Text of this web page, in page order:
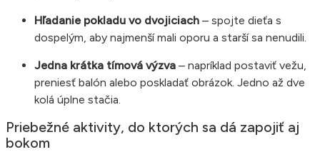
Hľadanie pokladu vo dvojiciach – spojte dieťa s
dospelým, aby najmenší mali oporu a starší sa nenudili.
Jedna krátka tímová výzva – napríklad postaviť vežu,
preniesť balón alebo poskladať obrázok. Jedno až dve
kolá úplne stačia.
Priebežné aktivity, do ktorých sa dá zapojiť aj
bokom